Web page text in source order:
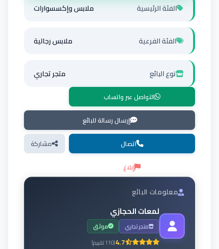
الفئة الرئيسية ملابس وإكسسوارات
الفئة الفرعية ملابس رجالية
نوع البائع متجر تجاري
التواصل عبر واتساب
إرسال رسالة للبائع
اتصال
مشاركة
إبلاغ
معلومات البائع
لمعات الحجازي
متجر تجاري موثق
4.7
(
110تقييم)